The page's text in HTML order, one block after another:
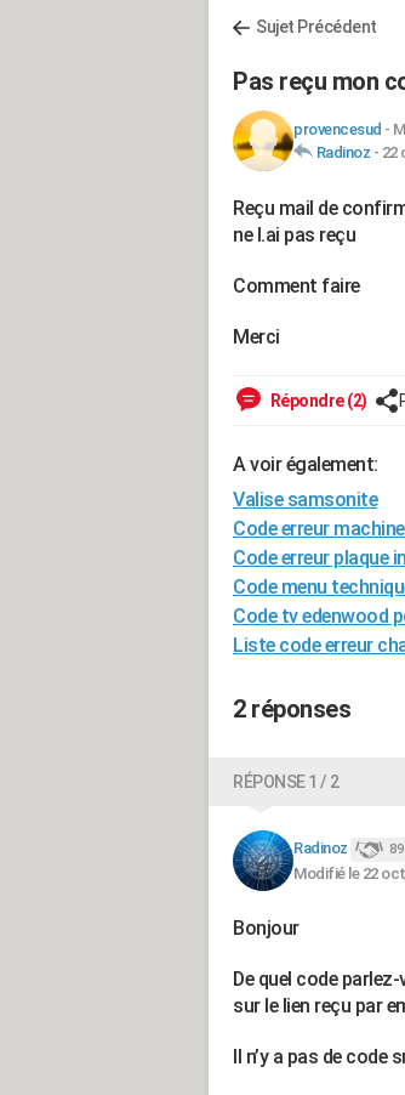
Sujet Précédent
Pas reçu mon
provencesud -
Radinoz - 22
Reçu mail de
ne l.ai pas reçu
Comment faire
Merci
Répondre (2)
A voir également:
Valise samsonite
Code erreur
Code erreur plaque
Code menu
Code tv edenwood
Liste code erreur
2 réponses
RÉPONSE 1 / 2
Radinoz 89
Modifié le 22
Bonjour
De quel code
sur le lien reçu par
Il n’y a pas de code